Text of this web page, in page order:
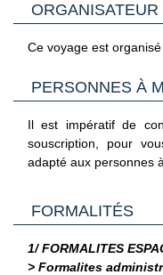
Nous vous
avion). Les horaires et
confirmés lors de
voyages.
destination finale est
aérienne, même en
retour.
Ce voyage est
PERSONNES À
Il est impératif de
souscription, pour
adapté aux personnes
FORMALITÉS
1/ FORMALITES
> Formalites